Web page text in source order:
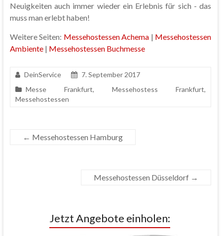
Neuigkeiten auch immer wieder ein Erlebnis für sich - das
muss man erlebt haben!
Weitere Seiten: Messehostessen Achema | Messehostessen
Ambiente| Messehostessen Buchmesse
DeinService
7. September 2017
Messe Frankfurt,Messehostess Frankfurt,
Messehostessen
← Messehostessen Hamburg
Messehostessen Düsseldorf →
Jetzt Angebote einholen: